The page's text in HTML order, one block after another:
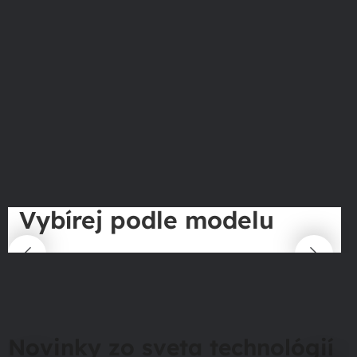
Vybírej podle modelu